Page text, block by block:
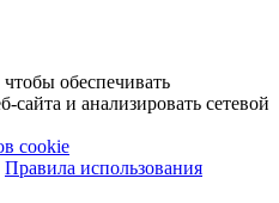
обеспечивать
и анализировать сетевой
cookie
Правила использования